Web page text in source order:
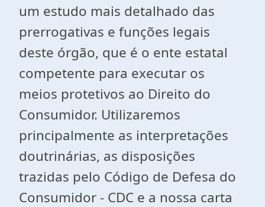
um estudo mais detalhado das
prerrogativas e funções legais
deste órgão, que é o ente estatal
competente para executar os
meios protetivos ao Direito do
Consumidor. Utilizaremos
principalmente as interpretações
doutrinárias, as disposições
trazidas pelo Código de Defesa do
Consumidor - CDC e a nossa carta